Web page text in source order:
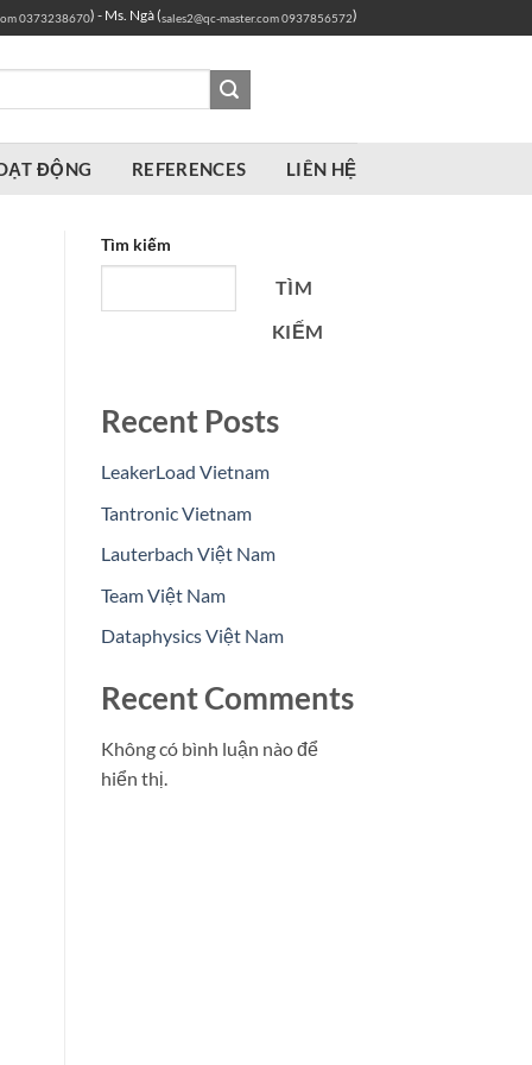
0373238670) - Ms. Ngà (sales2@qc-master.com0937856572)
ĐỘNG REFERENCES LIÊN HỆ
Tìm kiếm
TÌM
KIẾM
Recent Posts
LeakerLoad Vietnam
Tantronic Vietnam
Lauterbach Việt Nam
Team Việt Nam
Dataphysics Việt Nam
Recent Comments
Không có bình luận nào để
hiển thị.